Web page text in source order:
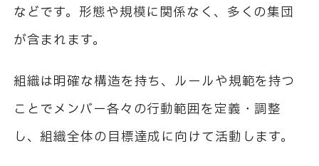
などです。形態や規模に関係なく、多くの集団
が含まれます。
組織は明確な構造を持ち、ルールや規範を持つ
ことでメンバー各々の行動範囲を定義・調整
し、組織全体の目標達成に向けて活動します。